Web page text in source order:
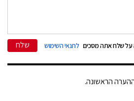
על שלח אתה מסכים לתנאי השימוש שלח
ההערה הראשונה.